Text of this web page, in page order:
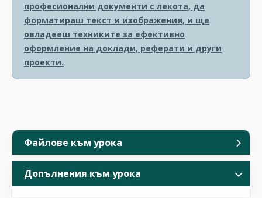
Файлове към урока
Допълнения към урока
професионални документи с лекота, да
форматираш текст и изображения, и ще
овладееш техниките за ефективно
оформление на доклади, реферати и други
проекти.